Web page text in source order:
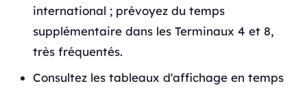
international ; prévoyez du temps
supplémentaire dans les Terminaux 4 et 8,
très fréquentés.
Consultez les tableaux d'affichage en temps